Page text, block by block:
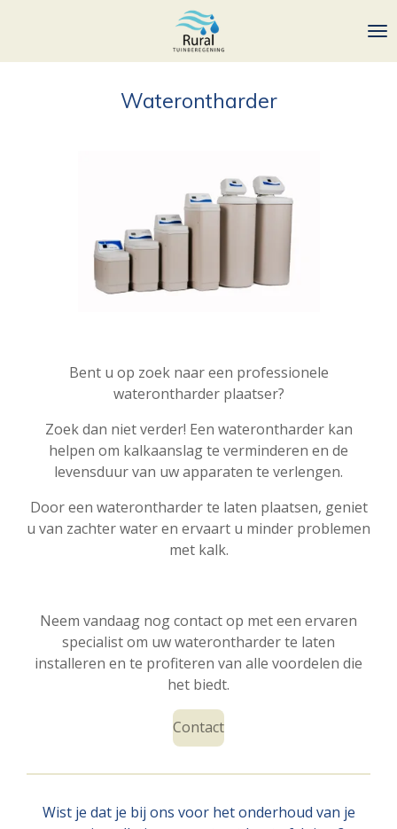
naar
Waterontharder
Bent u op zoek naar een professionele
waterontharder plaatser?
Zoek dan niet verder! Een waterontharder kan
helpen om kalkaanslag te verminderen en de
levensduur van uw apparaten te verlengen.
Door een waterontharder te laten plaatsen, geniet
u van zachter water en ervaart u minder problemen
met kalk.
Neem vandaag nog contact op met een ervaren
specialist om uw waterontharder te laten
installeren en te profiteren van alle voordelen die
het biedt.
Contact
Wist je dat je bij ons voor het onderhoud van je